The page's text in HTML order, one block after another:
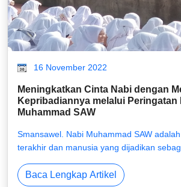
16 November 2022
Meningkatkan Cinta Nabi dengan
Kepribadiannya melalui Peringatan
Muhammad SAW
Smansawel . Nabi Muhammad SAW
terakhir dan manusia yang dijadikan
Baca Lengkap Artikel